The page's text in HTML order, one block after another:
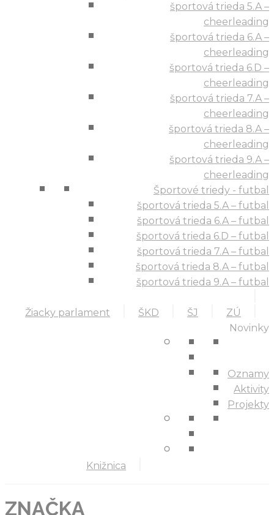
športová trieda 5.A –
cheerleading
športová trieda 6.A –
cheerleading
športová trieda 6.D –
cheerleading
športová trieda 7.A –
cheerleading
športová trieda 8.A –
cheerleading
športová trieda 9.A –
cheerleading
Športové triedy - futbal
športová trieda 5.A – futbal
športová trieda 6.A – futbal
športová trieda 6.D – futbal
športová trieda 7.A – futbal
športová trieda 8.A – futbal
športová trieda 9.A – futbal
Žiacky parlament ŠKD ŠJ ZÚ
Knižnica
Novinky
Oznamy
Aktivity
Projekty
ZNAČKA